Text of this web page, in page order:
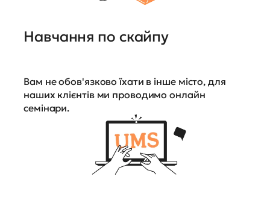
Навчання по скайпу
Вам не обов'язково їхати в інше місто, для
наших клієнтів ми проводимо онлайн
семінари.